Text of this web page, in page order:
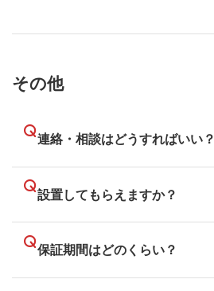
その他
連絡・相談はどうすればいい？
設置してもらえますか？
保証期間はどのくらい？